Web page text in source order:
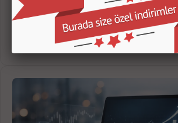
Mekanik klavye membran klavye farklarını
ses seviyesi, dayanıklılık ve bütçenize
hızlıca seçin ve satın alın.